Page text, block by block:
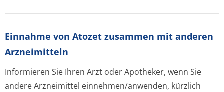
Einnahme von Atozet zusammen mit anderen
Arzneimitteln
Informieren Sie Ihren Arzt oder Apotheker, wenn Sie
andere Arzneimittel einnehmen/anwenden, kürzlich